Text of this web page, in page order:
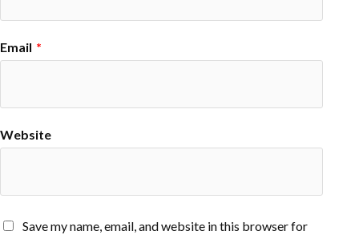
Email *
Website
Save my name, email, and website in this browser for